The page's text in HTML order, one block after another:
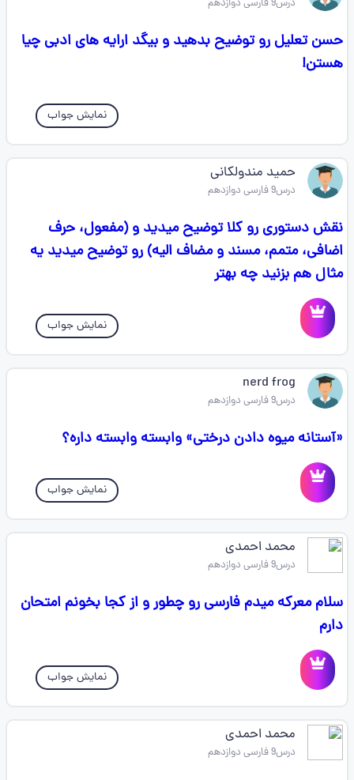
درس9 فارسی دوازدهم
حسن تعلیل رو توضیح بدهید و بیگد ارایه های ادبی چیا
هستن!
نمایش جواب
حمید مندولکانی
درس9 فارسی دوازدهم
نقش دستوری رو کلا توضیح میدید و (مفعول، حرف
اضافی، متمم، مسند و مضاف الیه) رو توضیح میدید یه
مثال هم بزنید چه بهتر
نمایش جواب
nerd frog
درس9 فارسی دوازدهم
«آستانه میوه دادن درختی» وابسته وابسته داره؟
نمایش جواب
محمد احمدی
درس9 فارسی دوازدهم
سلام معرکه میدم فارسی رو چطور و از کجا بخونم امتحان
دارم
نمایش جواب
محمد احمدی
درس9 فارسی دوازدهم